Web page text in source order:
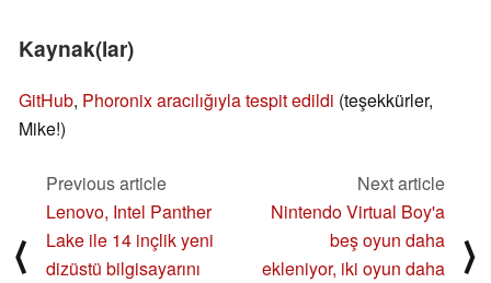
Kaynak(lar)
GitHub, Phoronix aracılığıyla tespit edildi (teşekkürler,
Mike!)
⟨
Previous article
Lenovo, Intel Panther
Lake ile 14 inçlik yeni
dizüstü bilgisayarını
Next article
Nintendo Virtual Boy'a
beş oyun daha
ekleniyor, iki oyun daha
⟩